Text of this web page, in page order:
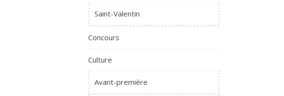
Saint-Valentin
Concours
Culture
Avant-première